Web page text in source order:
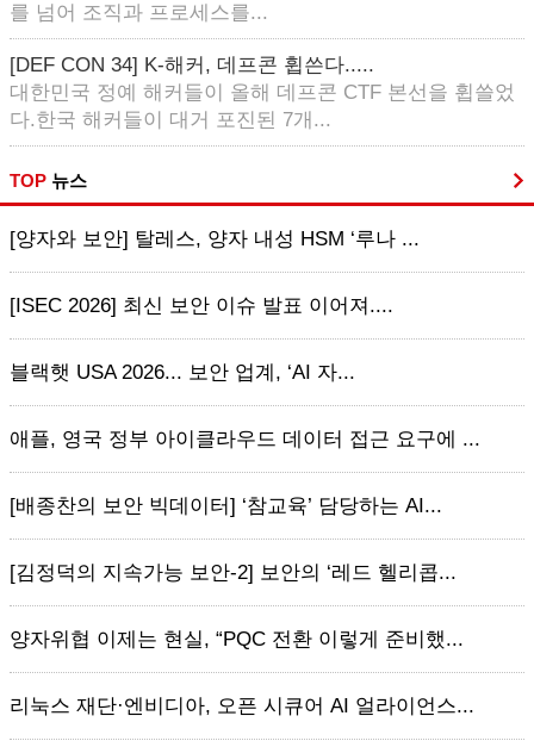
를 넘어 조직과 프로세스를...
[DEF CON 34] K-해커, 데프콘 휩쓴다.....
대한민국 정예 해커들이 올해 데프콘 CTF 본선을 휩쓸었
다.한국 해커들이 대거 포진된 7개...
TOP 뉴스
[양자와 보안] 탈레스, 양자 내성 HSM ‘루나 ...
[ISEC 2026] 최신 보안 이슈 발표 이어져....
블랙햇 USA 2026... 보안 업계, ‘AI 자...
애플, 영국 정부 아이클라우드 데이터 접근 요구에 ...
[배종찬의 보안 빅데이터] ‘참교육’ 담당하는 AI...
[김정덕의 지속가능 보안-2] 보안의 ‘레드 헬리콥...
양자위협 이제는 현실, “PQC 전환 이렇게 준비했...
리눅스 재단·엔비디아, 오픈 시큐어 AI 얼라이언스...